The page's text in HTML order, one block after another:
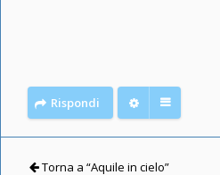
Rispondi
Torna a “Aquile in cielo”